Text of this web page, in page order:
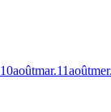
10aoûtmar.11août